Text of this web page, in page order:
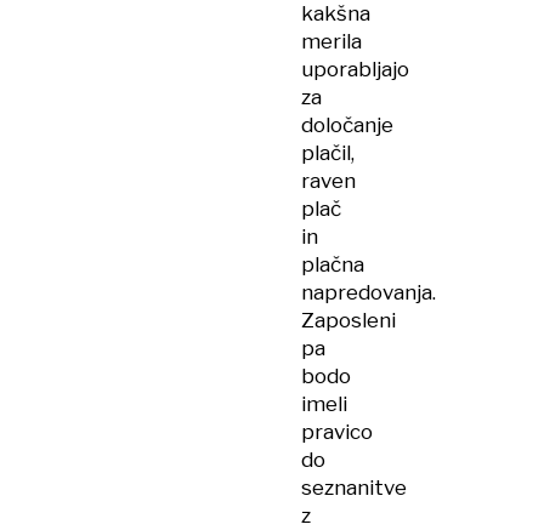
kakšna
merila
uporabljajo
za
določanje
plačil,
raven
plač
in
plačna
napredovanja.
Zaposleni
pa
bodo
imeli
pravico
do
seznanitve
z